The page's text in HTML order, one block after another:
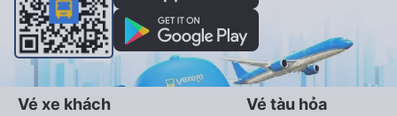
Vé xe khách Vé tàu hỏa